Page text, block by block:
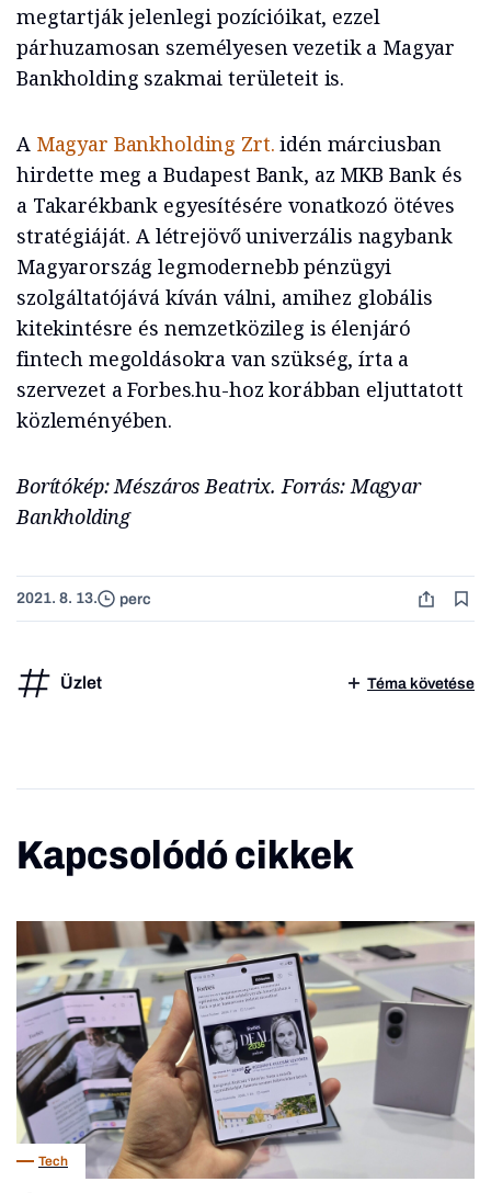
megtartják jelenlegi pozícióikat, ezzel
párhuzamosan személyesen vezetik a Magyar
Bankholding szakmai területeit is.
A Magyar Bankholding Zrt. idén márciusban
hirdette meg a Budapest Bank, az MKB Bank és
a Takarékbank egyesítésére vonatkozó ötéves
stratégiáját. A létrejövő univerzális nagybank
Magyarország legmodernebb pénzügyi
szolgáltatójává kíván válni, amihez globális
kitekintésre és nemzetközileg is élenjáró
fintech megoldásokra van szükség, írta a
szervezet a Forbes.hu-hoz korábban eljuttatott
közleményében.
Borítókép: Mészáros Beatrix. Forrás: Magyar
Bankholding
2021. 8. 13. perc
Üzlet Téma követése
Kapcsolódó cikkek
Tech